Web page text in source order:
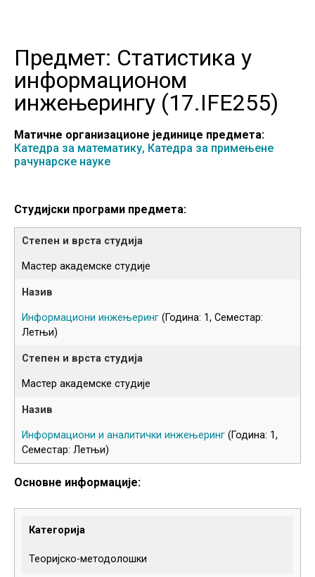
Предмет: Статистика у
информационом
инжењерингу (17.IFE255)
Матичне организационе јединице предмета:
Катедра за математику, Катедра за примењене
рачунарске науке
Студијски програми предмета:
Мастер академске студије
Информациони инжењеринг (Година: 1, Семестар:
Летњи)
Мастер академске студије
Информациони и аналитички инжењеринг (Година: 1,
Семестар: Летњи)
Основне информације:
Категорија
Теоријско-методолошки